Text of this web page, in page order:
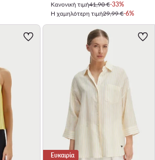
Κανονική τιμή41,90 €-33%
Η χαμηλότερη τιμή29,99 €-6%
Ευκαιρία